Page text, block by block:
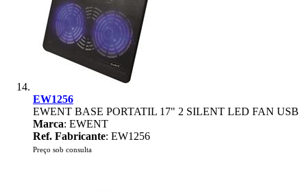
EW1256
EWENT BASE PORTATIL 17" 2 SILENT LED FAN USB
Marca: EWENT
Ref. Fabricante: EW1256
Preço sob consulta